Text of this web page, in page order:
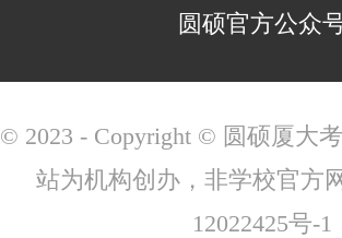
圆硕官方公众
© 2023 - Copyright © 圆硕厦大
站为机构创办，非学校官方
12022425号-1